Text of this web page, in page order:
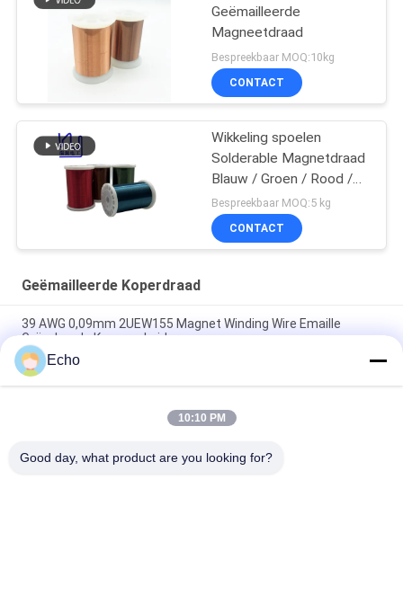
Geëmailleerde
Magneetdraad
Bespreekbaar MOQ:10kg
CONTACT
Wikkeling spoelen
Solderable Magnetdraad
Blauw / Groen / Rood /
Bruin Kleur
Bespreekbaar MOQ:5 kg
CONTACT
Geëmailleerde Koperdraad
39 AWG 0,09mm 2UEW155 Magnet Winding Wire Emaille
Geïsoleerde Koperen Leider
0.011mm 2UEW155 Email Met een laag bedekte Koperdraad
voor Motor het Winden
Ruiyuan Super Dunne Winding Coils Gemaald Koperdraad 0,012
Echo
10:10 PM
Good day, what product are you looking for?